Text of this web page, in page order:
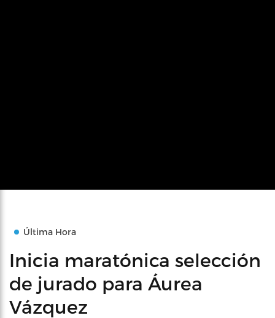
Última Hora
Inicia maratónica selección
de jurado para Áurea
Vázquez